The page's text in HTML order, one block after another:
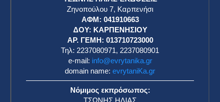
Ζηνοπούλου 7, Καρπενήσι
ΑΦΜ: 041910663
ΔΟΥ: ΚΑΡΠΕΝΗΣΙΟΥ
ΑΡ. ΓΕΜΗ: 013710723000
Τηλ: 2237080971, 2237080901
e-mail: info@evrytanika.gr
domain name: evrytaniKa.gr
Νόμιμος εκπρόσωπος:
ΤΣΩΝΗΣ ΗΛΙΑΣ